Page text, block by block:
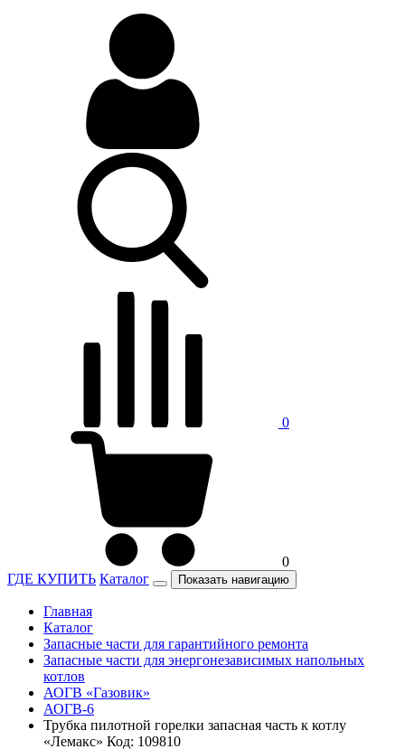
0
0
ГДЕ КУПИТЬ Каталог Показать навигацию
Главная
Каталог
Запасные части для гарантийного ремонта
Запасные части для энергонезависимых напольных
котлов
АОГВ «Газовик»
АОГВ-6
Трубка пилотной горелки запасная часть к котлу
«Лемакс» Код: 109810